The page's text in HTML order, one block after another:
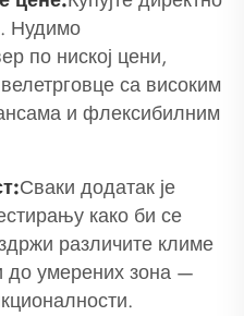
Нудимо
по ниској цени,
са високим
и флексибилним
Сваки додатак је
како би се
различите климе
до умерених зона —